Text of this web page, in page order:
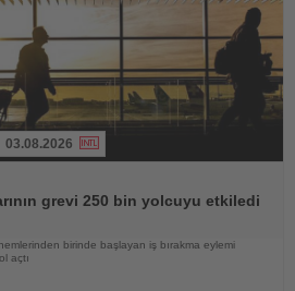
03.08.2026
grevi 250 bin yolcuyu etkiledi
birinde başlayan iş bırakma eylemi
açtı